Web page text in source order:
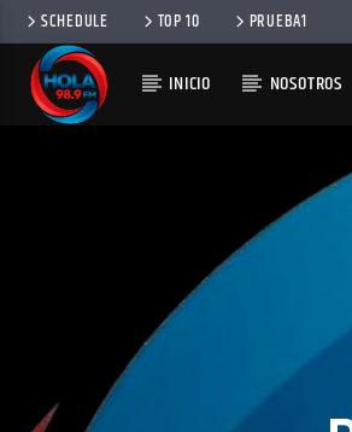
SCHEDULE TOP 10 PRUEBA1
INICIO NOSOTROS